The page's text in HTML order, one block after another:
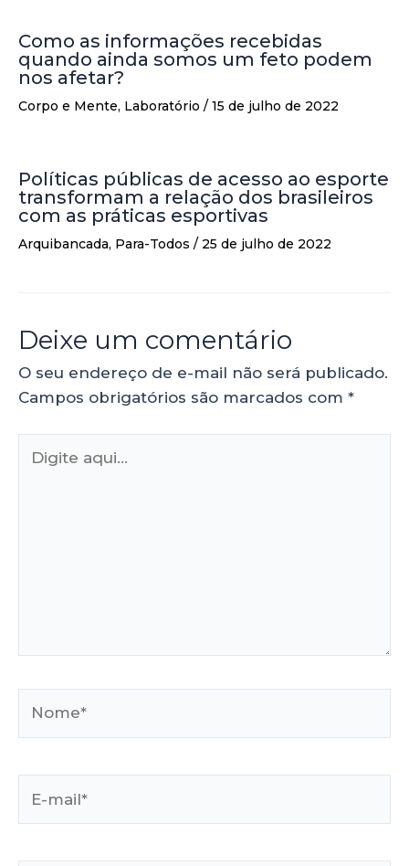
Como as informações recebidas
quando ainda somos um feto podem
nos afetar?
Corpo e Mente, Laboratório / 15 de julho de 2022
Políticas públicas de acesso ao esporte
transformam a relação dos brasileiros
com as práticas esportivas
Arquibancada, Para-Todos / 25 de julho de 2022
Deixe um comentário
O seu endereço de e-mail não será publicado.
Campos obrigatórios são marcados com *